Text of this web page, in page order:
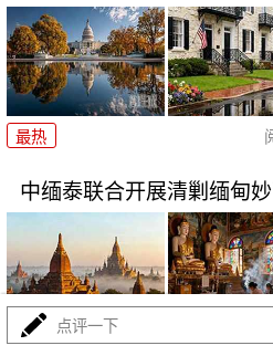
最热
中缅泰联合开展清剿缅甸
最热
点评一下